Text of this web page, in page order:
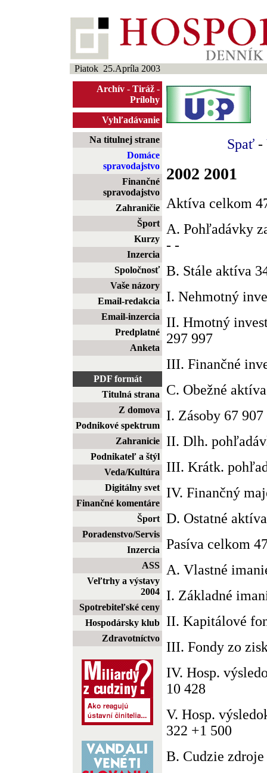
Piatok 25.Apríla 2003
Archív - Tiráž -
Prílohy
Vyhľadávanie
Na titulnej strane
Domáce
spravodajstvo
Finančné
spravodajstvo
Zahraničie
Šport
Kurzy
Inzercia
Spoločnosť
Vaše názory
Email-redakcia
Email-inzercia
Predplatné
Anketa
PDF formát
Titulná strana
Z domova
Podnikové spektrum
Zahranicie
Podnikateľ a štýl
Veda/Kultúra
Digitálny svet
Finančné komentáre
Šport
Poradenstvo/Servis
Inzercia
ASS
Veľtrhy a výstavy
2004
Spotrebiteľské ceny
Hospodársky klub
Zdravotníctvo
Spať -
2002 2001
Aktíva celkom
A. Pohľadávky
- -
B. Stále aktíva
I. Nehmotný
II. Hmotný
297 997
III. Finančné
C. Obežné
I. Zásoby 67 907
II. Dlh.
III. Krátk.
IV. Finančný
D. Ostatné
Pasíva celkom
A. Vlastné
I. Základné
II. Kapitálové
III. Fondy zo
IV. Hosp.
10 428
V. Hosp.
322 +1 500
B. Cudzie